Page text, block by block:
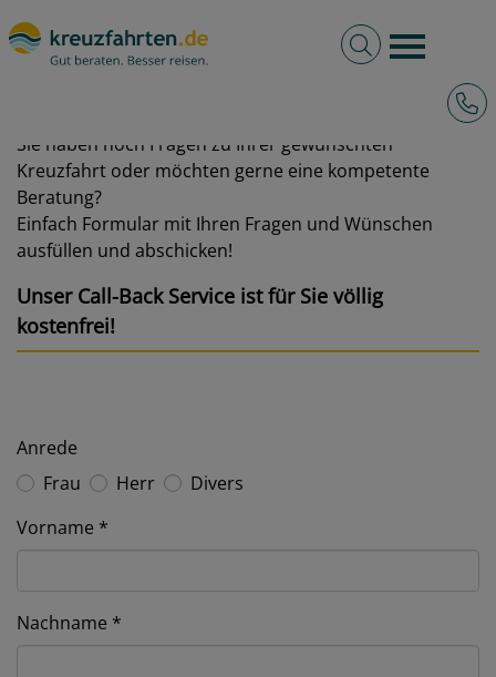
Burger
Volltextsuche
Sie haben noch Fragen zu Ihrer gewünschten
Kreuzfahrt oder möchten gerne eine kompetente
Beratung?
Einfach Formular mit Ihren Fragen und Wünschen
ausfüllen und abschicken!
Unser Call-Back Service ist für Sie völlig
kostenfrei!
Anrede
Frau
Herr
Divers
Vorname
Nachname